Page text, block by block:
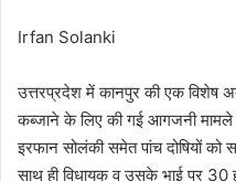
Irfan Solanki
उत्तरप्रदेश में कानपुर की एक विशेष
कब्जाने के लिए की गई आगजनी मामले
इरफान सोलंकी समेत पांच दोषियों
साथ ही विधायक व उसके भाई पर 30